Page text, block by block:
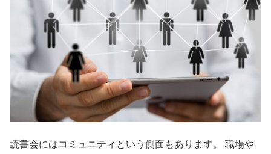
読書会にはコミュニティという側面もあります。 職場や